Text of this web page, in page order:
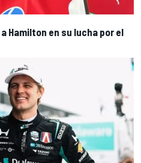
Hamilton en su lucha por el